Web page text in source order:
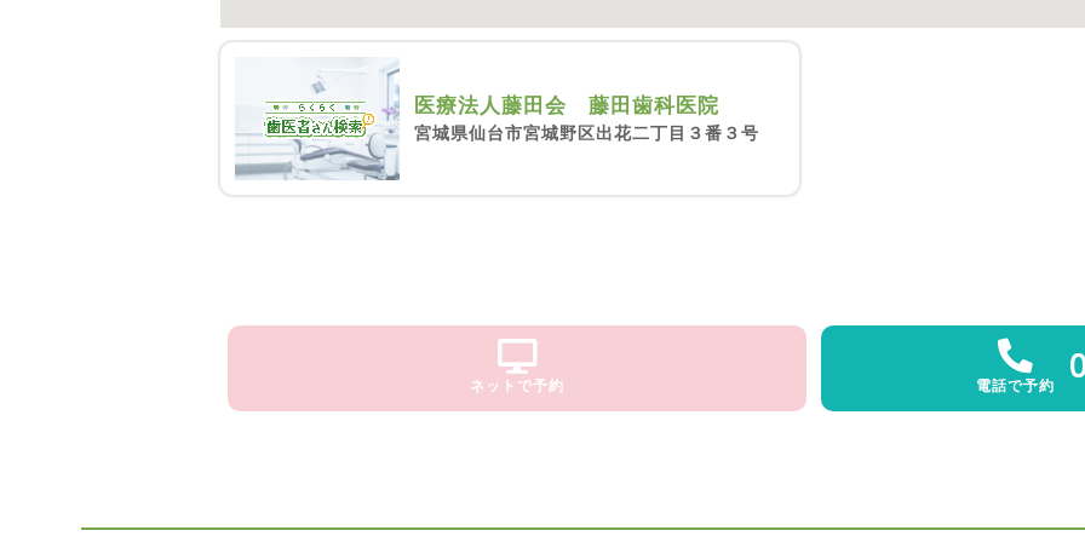
医療法人藤田会 藤田歯科医院
宮城県仙台市宮城野区出花二丁目３番３号
ネットで予約 電話で予約